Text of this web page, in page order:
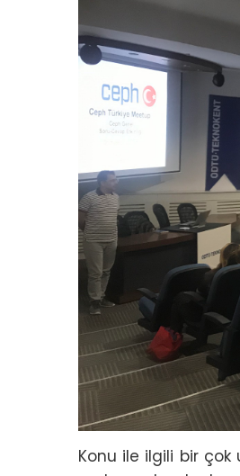
Konu ile ilgili bir çok